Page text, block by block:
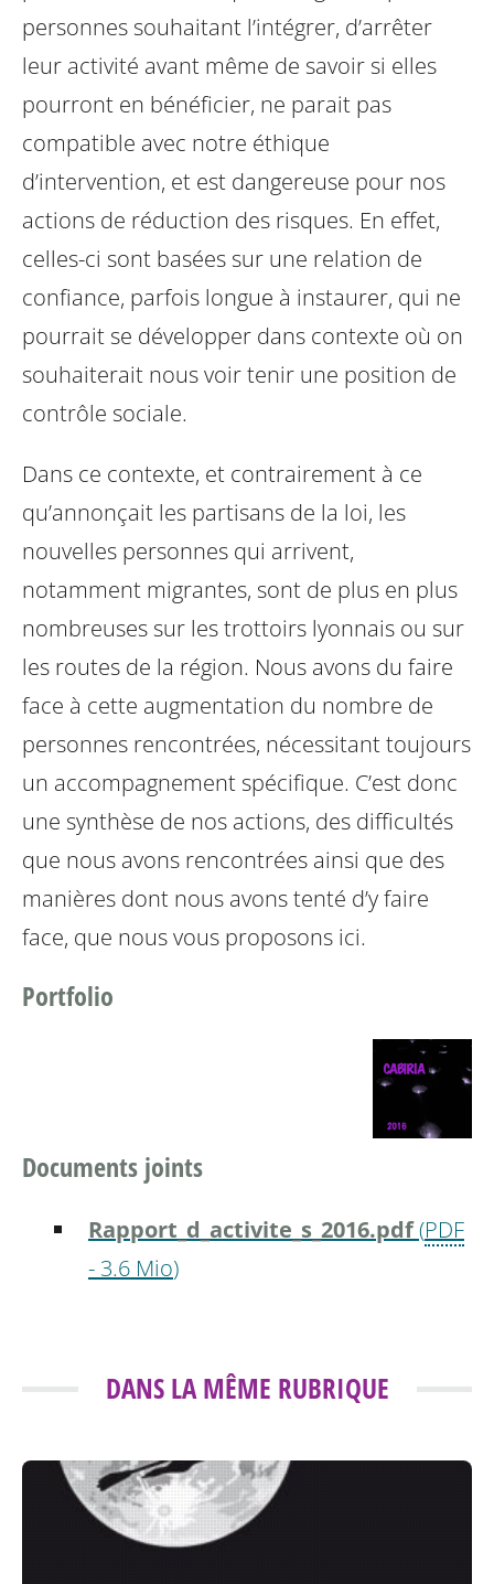
personnes souhaitant l’intégrer, d’arrêter
leur activité avant même de savoir si elles
pourront en bénéficier, ne parait pas
compatible avec notre éthique
d’intervention, et est dangereuse pour nos
actions de réduction des risques. En effet,
celles-ci sont basées sur une relation de
confiance, parfois longue à instaurer, qui ne
pourrait se développer dans contexte où on
souhaiterait nous voir tenir une position de
contrôle sociale.
Dans ce contexte, et contrairement à ce
qu’annonçait les partisans de la loi, les
nouvelles personnes qui arrivent,
notamment migrantes, sont de plus en plus
nombreuses sur les trottoirs lyonnais ou sur
les routes de la région. Nous avons du faire
face à cette augmentation du nombre de
personnes rencontrées, nécessitant toujours
un accompagnement spécifique. C’est donc
une synthèse de nos actions, des difficultés
que nous avons rencontrées ainsi que des
manières dont nous avons tenté d’y faire
face, que nous vous proposons ici.
Portfolio
Documents joints
Rapport_d_activite_s_2016.pdf(PDF
- 3.6 Mio)
DANS LA MÊME RUBRIQUE